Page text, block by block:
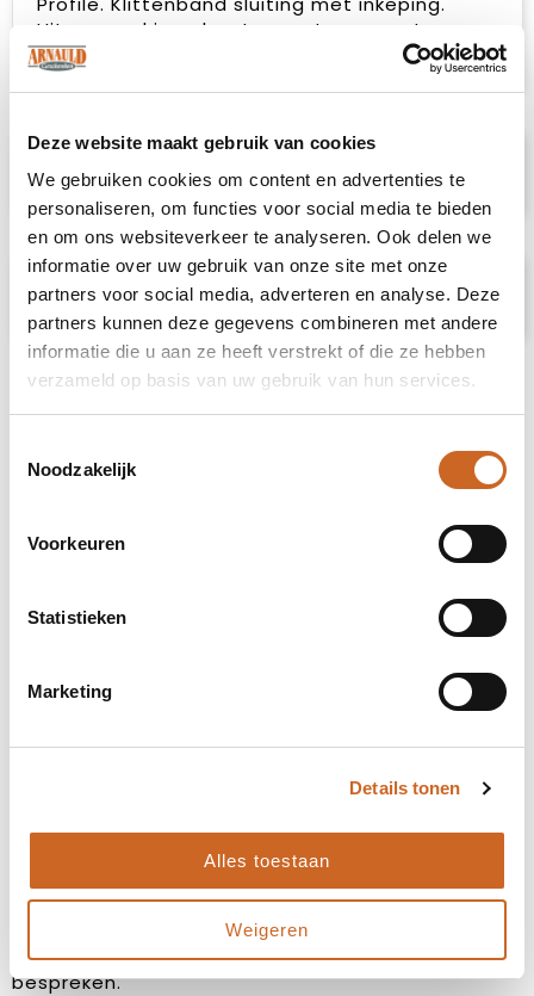
Deze website maakt gebruik van cookies
We gebruiken cookies om content en advertenties te
personaliseren, om functies voor social media te bieden
en om ons websiteverkeer te analyseren. Ook delen we
informatie over uw gebruik van onze site met onze
partners voor social media, adverteren en analyse. Deze
partners kunnen deze gegevens combineren met andere
informatie die u aan ze heeft verstrekt of die ze hebben
verzameld op basis van uw gebruik van hun services.
Noodzakelijk
Voorkeuren
Statistieken
Marketing
Details tonen
Alles toestaan
Weigeren
Uitgevoerd in polyester, met magneet
(exclusief ball marker)
Specificaties
Prijsspecificaties
Levertijden in overleg
Bij ons staat klanttevredenheid centraal. Daarom
hanteren we geen vaste levertijden, maar
stemmen we deze altijd in overleg met jou af. Zo
zorgen we ervoor dat de planning aansluit op jouw
wensen en behoeften, en kunnen we eventuele
bijzonderheden of spoedaanvragen tijdig
bespreken.